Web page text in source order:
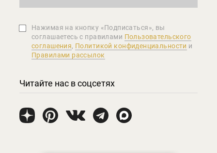
Нажимая на кнопку «Подписаться», вы
соглашаетеcь с правилами Пользовательского
соглашения, Политикой конфиденциальности и
Правилами рассылок
Читайте нас в соцсетях